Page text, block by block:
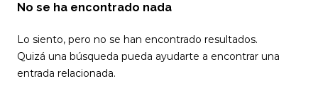
No se ha encontrado nada
Lo siento, pero no se han encontrado resultados.
Quizá una búsqueda pueda ayudarte a encontrar una
entrada relacionada.